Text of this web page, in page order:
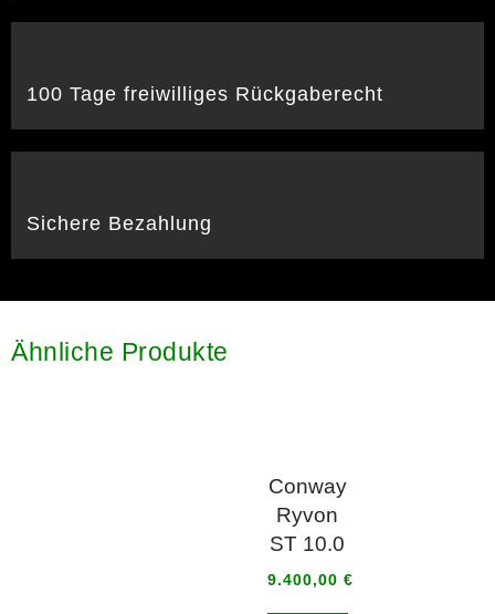
100 Tage freiwilliges Rückgaberecht
Sichere Bezahlung
Ähnliche Produkte
Conway
Ryvon
ST 10.0
9.400,00 €